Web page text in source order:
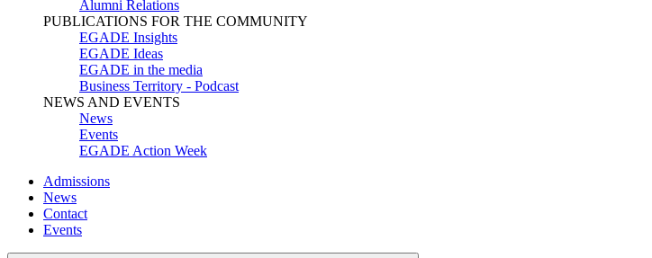
Alumni Relations
PUBLICATIONS FOR THE COMMUNITY
EGADE Insights
EGADE Ideas
EGADE in the media
Business Territory - Podcast
NEWS AND EVENTS
News
Events
EGADE Action Week
Admissions
News
Contact
Events